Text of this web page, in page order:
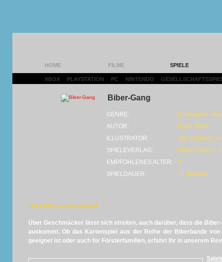
HOME FILME SPIELE
XBOX PLAYSTATION PC NINTENDO
Biber-Gang
GENRE:
Kinderspiel •
AUTOR:
Haim Shafir
ILLUSTRATOR:
Jan Bintakies,
SPIELEVERLAG:
AMIGO Spiel +
EMPFOHLENES ALTER:
8
SPIELDAUER:
15 Minuten
12.09.2023 von Born2bewild
Über Geschmäcker lässt sich streiten, auch darüber, dass die
auskommt. Ob das Kartenspiel aus der Reihe der Biberbande
geeignet ist oder auch für Försterfamilien, erfahrt Ihr in unserem